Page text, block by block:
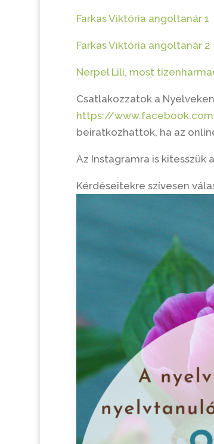
Farkas Viktória angoltanár 1
Farkas Viktória angoltanár 2
Nerpel Lili, most
Csatlakozzatok a
https://
beiratkozhattok, ha az
Az Instagramra is kitesszük
Kérdéseitekre szívesen